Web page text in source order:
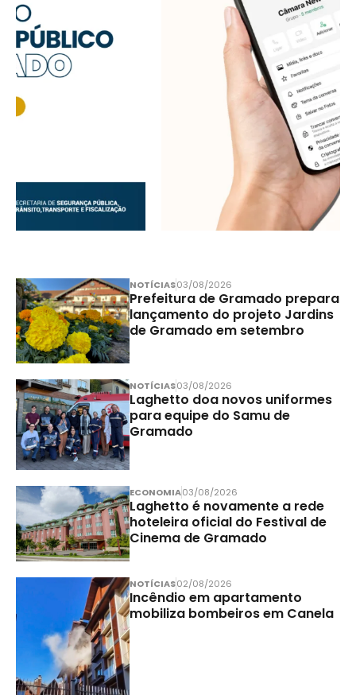
NOTÍCIAS03/08/2026
Prefeitura de Gramado prepara
lançamento do projeto Jardins
de Gramado em setembro
NOTÍCIAS03/08/2026
Laghetto doa novos uniformes
para equipe do Samu de
Gramado
ECONOMIA03/08/2026
Laghetto é novamente a rede
hoteleira oficial do Festival de
Cinema de Gramado
NOTÍCIAS02/08/2026
Incêndio em apartamento
mobiliza bombeiros em Canela